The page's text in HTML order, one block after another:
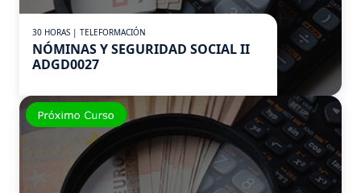
30 HORAS | TELEFORMACIÓN
NÓMINAS Y SEGURIDAD SOCIAL II
ADGD0027